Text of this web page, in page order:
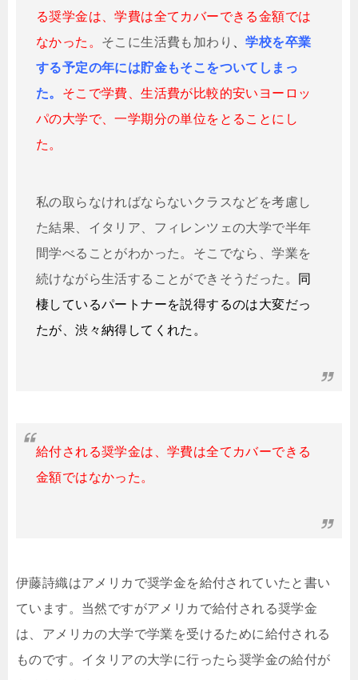
る奨学金は、学費は全てカバーできる金額では
なかった。 そこに生活費も加わり 、学校を卒業
する予定の年には貯金もそこをついてしまっ
た。 そこで学費、生活費が比較的安いヨーロッ
パの大学で、一学期分の単位をとることにし
た。
私の取らなければならないクラスなどを考慮し
た結果、イタリア、フィレンツェの大学で半年
間学べることがわかった。そこでなら、学業を
続けながら生活することができそうだった。
同
棲しているパートナーを説得するのは大変だっ
たが、渋々納得してくれた。
給付される奨学金は、学費は全てカバーできる
金額ではなかった。
伊藤詩織はアメリカで奨学金を給付されていたと書い
ています。当然ですがアメリカで給付される奨学金
は、アメリカの大学で学業を受けるために給付される
ものです。イタリアの大学に行ったら奨学金の給付が